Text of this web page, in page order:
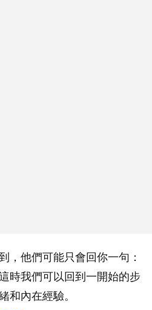
，他們可能只會回你一句：
時我們可以回到一開始的步
和內在經驗。